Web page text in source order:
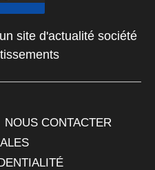
site d'actualité société
NOUS CONTACTER